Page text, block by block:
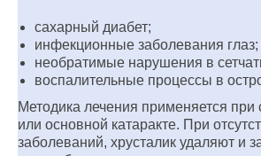
сахарный диабет;
инфекционные заболевания глаз;
необратимые нарушения в
воспалительные процессы в
Методика лечения применяется при
или основной катаракте. При
заболеваний, хрусталик удаляют и